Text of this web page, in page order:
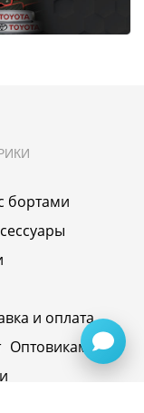
бортами
и оплата
Оптовикам